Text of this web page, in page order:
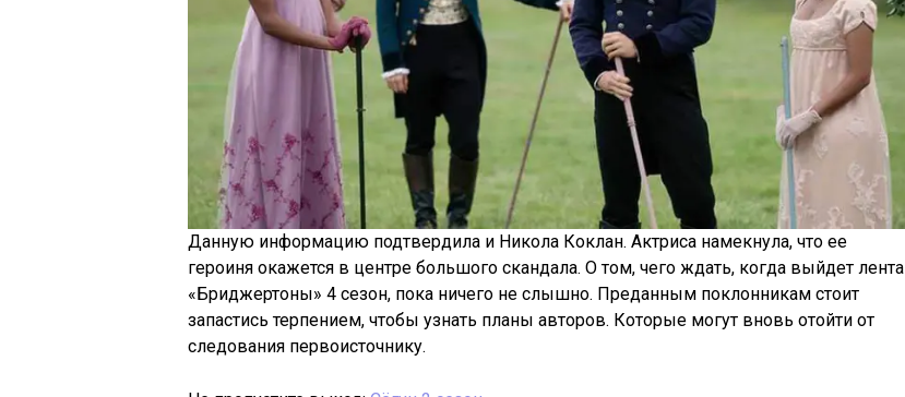
Данную информацию подтвердила и Никола Коклан. Актриса намекнула, что ее
героиня окажется в центре большого скандала. О том, чего ждать, когда выйдет лента
«Бриджертоны» 4 сезон, пока ничего не слышно. Преданным поклонникам стоит
запастись терпением, чтобы узнать планы авторов. Которые могут вновь отойти от
следования первоисточнику.